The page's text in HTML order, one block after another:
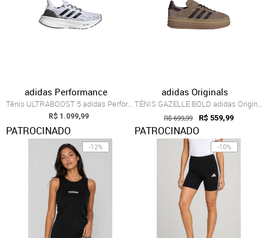
adidas Performance
Tênis ULTRABOOST 5 adidas Performance Branco
R$ 1.099,99
PATROCINADO
adidas Originals
TÊNIS GAZELLE BOLD adidas Originals Marrom
R$ 699,99 R$ 559,99
PATROCINADO
-12% -10%